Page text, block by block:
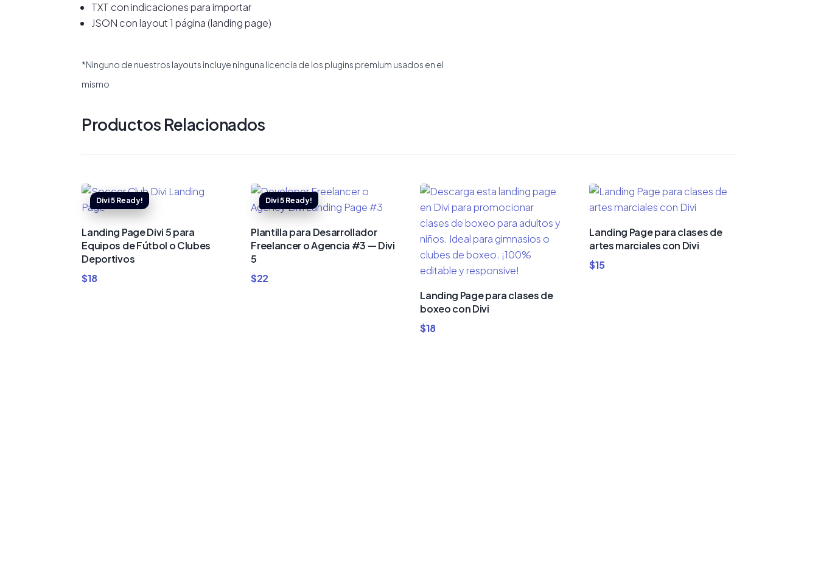
TXT con indicaciones para importar
JSON con layout 1 página (landing page)
*Ninguno de nuestros layouts incluye ninguna licencia de los plugins premium usados en el
mismo
Productos Relacionados
Landing Page Divi 5 para
Equipos de Fútbol o Clubes
Deportivos
$18
Plantilla para Desarrollador
Freelancer o Agencia #3 — Divi
5
$22
Landing Page para clases de
boxeo con Divi
$18
Landing Page para clases de
artes marciales con Divi
$15